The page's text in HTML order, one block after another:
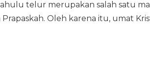
telur merupakan salah satu
Prapaskah. Oleh karena itu, umat